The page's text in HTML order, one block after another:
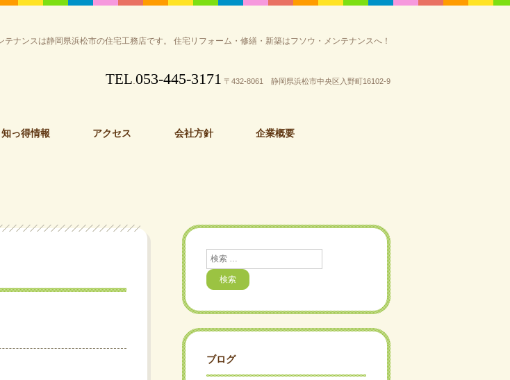
テナンスは静岡県浜松市の住宅工務店です。 住宅リフォーム・修繕・新築はフソウ・メンテナンスへ！
TEL 053-445-3171 〒432-8061 静岡県浜松市中央区入野町16102-9
知っ得情報 アクセス 会社方針 企業概要
検
索
ブログ